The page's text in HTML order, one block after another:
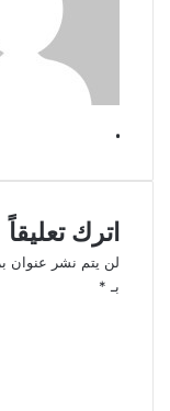
.
اترك تعليقاً
لن يتم نشر عنوان
بـ *